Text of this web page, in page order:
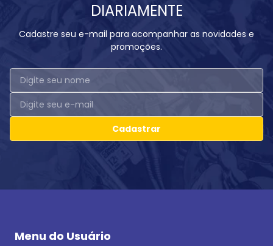
DIARIAMENTE
Cadastre seu e-mail para acompanhar as novidades e
promoções.
Cadastrar
Menu do Usuário